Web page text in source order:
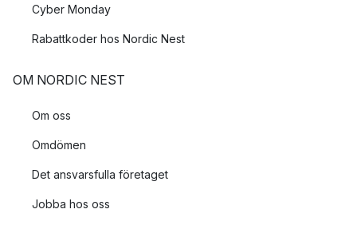
Cyber Monday
Rabattkoder hos Nordic Nest
OM NORDIC NEST
Om oss
Omdömen
Det ansvarsfulla företaget
Jobba hos oss